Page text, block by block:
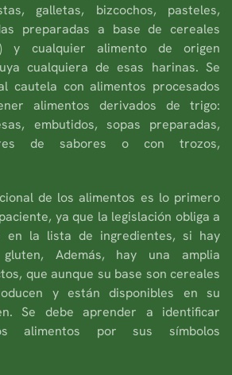
galletas, bizcochos, pasteles,
preparadas a base de cereales
y cualquier alimento de origen
cualquiera de esas harinas. Se
cautela con alimentos procesados
alimentos derivados de trigo:
embutidos, sopas preparadas,
de sabores o con trozos,
de los alimentos es lo primero
ya que la legislación obliga a
en la lista de ingredientes, si hay
Además, hay una amplia
que aunque su base son cereales
y están disponibles en su
Se debe aprender a identificar
alimentos por sus símbolos